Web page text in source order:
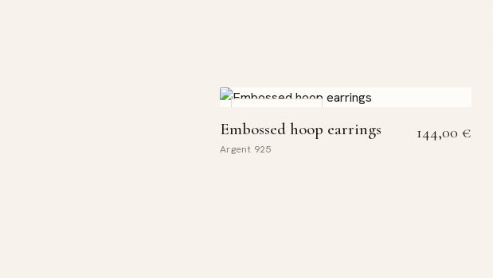
Embossed hoop earrings
Argent 925
144,00 €